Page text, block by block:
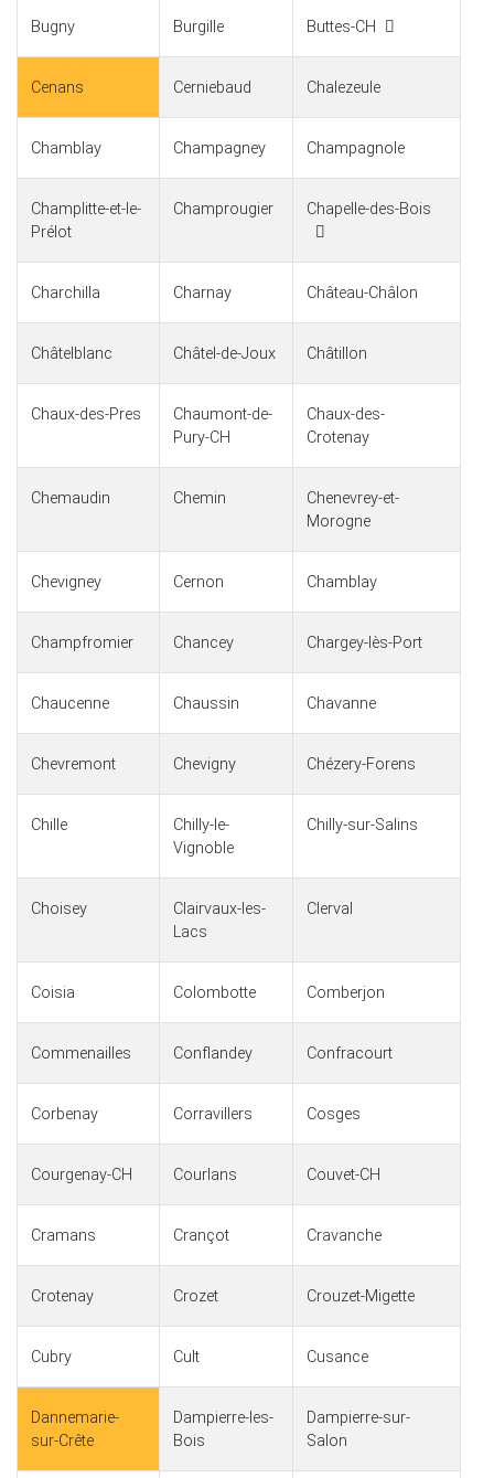
Bugny Burgille Buttes-CH
Cenans Cerniebaud Chalezeule
Chamblay Champagney Champagnole
Champlitte-et-le-
Prélot
Champrougier Chapelle-des-Bois
Charchilla Charnay Château-Châlon
Châtelblanc Châtel-de-Joux Châtillon
Chaux-des-Pres
Chaumont-de-
Pury-CH
Chaux-des-
Crotenay
Chemaudin Chemin
Chenevrey-et-
Morogne
Chevigney Cernon Chamblay
Champfromier Chancey Chargey-lès-Port
Chaucenne Chaussin Chavanne
Chevremont Chevigny Chézery-Forens
Chille
Chilly-le-
Vignoble
Chilly-sur-Salins
Choisey
Clairvaux-les-
Lacs
Clerval
Coisia Colombotte Comberjon
Commenailles Conflandey Confracourt
Corbenay Corravillers Cosges
Courgenay-CH Courlans Couvet-CH
Cramans Crançot Cravanche
Crotenay Crozet Crouzet-Migette
Cubry Cult Cusance
Dannemarie-
sur-Crête
Dampierre-les-
Bois
Dampierre-sur-
Salon